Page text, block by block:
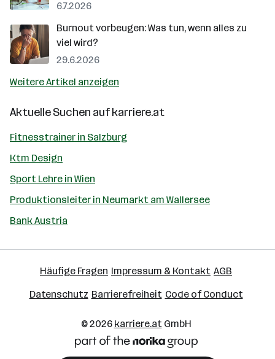
6.7.2026
Burnout vorbeugen: Was tun, wenn alles zu
viel wird?
29.6.2026
Weitere Artikel anzeigen
Aktuelle Suchen aufkarriere.at
Fitnesstrainer in Salzburg
Ktm Design
Sport Lehre in Wien
Produktionsleiter in Neumarkt am Wallersee
Bank Austria
Häufige Fragen Impressum & Kontakt AGB
Datenschutz Barrierefreiheit Code of Conduct
© 2026 karriere.atGmbH